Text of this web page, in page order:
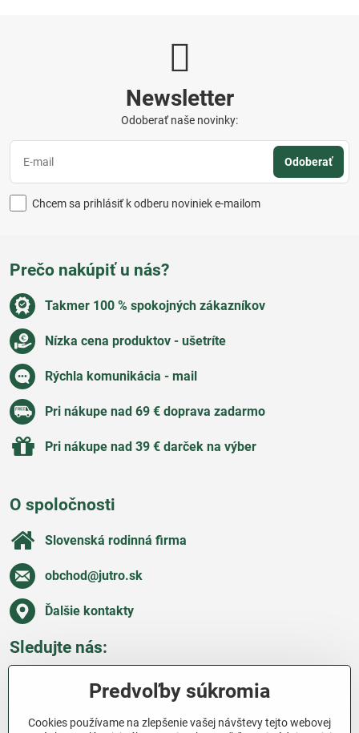
Newsletter
Odoberať naše novinky:
Odoberať
Chcem sa prihlásiť k odberu noviniek e-mailom
Prečo nakúpiť u nás?
Takmer 100 % spokojných zákazníkov
Nízka cena produktov - ušetríte
Rýchla komunikácia - mail
Pri nákupe nad 69 € doprava zadarmo
Pri nákupe nad 39 € darček na výber
O spoločnosti
Slovenská rodinná firma
obchod​@jutro​.sk
Ďalšie kontakty
Sledujte nás:
Všetko o nákupe
Predvoľby súkromia
Cookies používame na zlepšenie vašej návštevy tejto webovej